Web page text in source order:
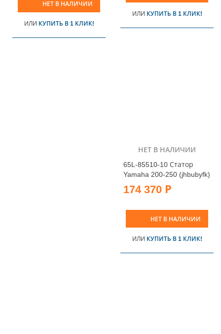
НЕТ В НАЛИЧИИ
ИЛИ КУПИТЬ В 1 КЛИК!
ИЛИ КУПИТЬ В 1 КЛИК!
НЕТ В НАЛИЧИИ
65L-85510-10 Статор
Yamaha 200-250 (jhbubyfk)
174 370 Р
НЕТ В НАЛИЧИИ
ИЛИ КУПИТЬ В 1 КЛИК!